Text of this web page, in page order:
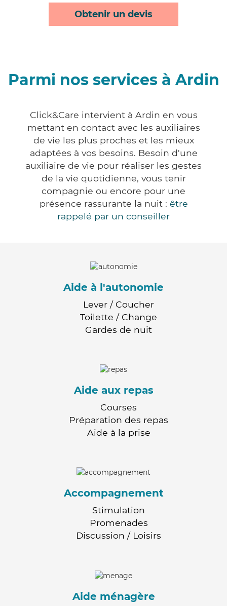
Obtenir un devis
Parmi nos services à Ardin
Click&Care intervient à Ardin en vous
mettant en contact avec les auxiliaires
de vie les plus proches et les mieux
adaptées à vos besoins. Besoin d'une
auxiliaire de vie pour réaliser les gestes
de la vie quotidienne, vous tenir
compagnie ou encore pour une
présence rassurante la nuit : être
rappelé par un conseiller
Aide à l'autonomie
Lever / Coucher
Toilette / Change
Gardes de nuit
Aide aux repas
Courses
Préparation des repas
Aide à la prise
Accompagnement
Stimulation
Promenades
Discussion / Loisirs
Aide ménagère